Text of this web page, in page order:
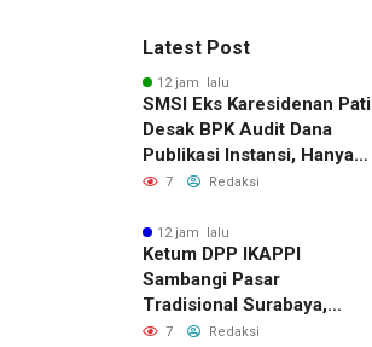
Latest Post
12 jam lalu
SMSI Eks Karesidenan Pati
Desak BPK Audit Dana
Publikasi Instansi, Hanya
untuk Perusahaan Pers
7 Redaksi
12 jam lalu
Ketum DPP IKAPPI
Sambangi Pasar
Tradisional Surabaya,
Akhiri Agenda dengan
7 Redaksi